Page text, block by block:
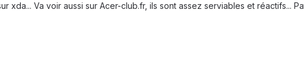
xda... Va voir aussi sur Acer-club.fr, ils sont assez serviables et réactifs...